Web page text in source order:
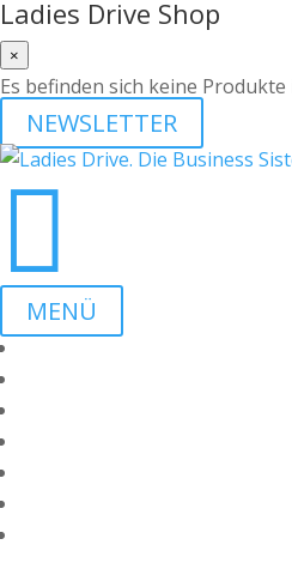
Ladies Drive Shop
×
Es befinden sich keine
NEWSLETTER

MENÜ